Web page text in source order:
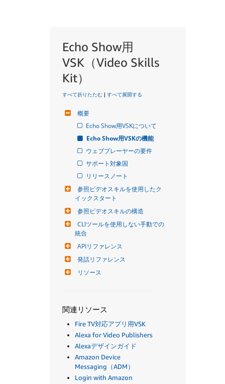
Echo Show用
VSK（Video Skills
Kit）
すべて折りたたむ | すべて展開する
概要
Echo Show用VSKについて
Echo Show用VSKの機能
ウェブプレーヤーの要件
サポート対象国
リリースノート
参照ビデオスキルを使用したク
イックスタート
参照ビデオスキルの構造
CLIツールを使用しない手動での
統合
APIリファレンス
発話リファレンス
リソース
関連リソース
Fire TV対応アプリ用VSK
Alexa for Video Publishers
Alexaデザインガイド
Amazon Device
Messaging（ADM）
Login with Amazon